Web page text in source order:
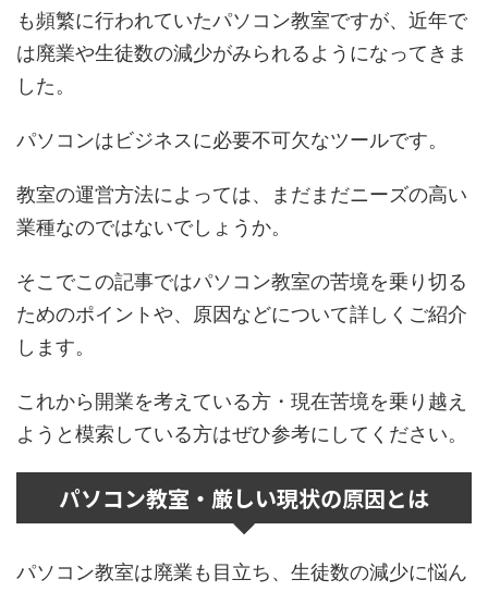
も頻繁に行われていたパソコン教室ですが、近年で
は廃業や生徒数の減少がみられるようになってきま
した。
パソコンはビジネスに必要不可欠なツールです。
教室の運営方法によっては、まだまだニーズの高い
業種なのではないでしょうか。
そこでこの記事ではパソコン教室の苦境を乗り切る
ためのポイントや、原因などについて詳しくご紹介
します。
これから開業を考えている方・現在苦境を乗り越え
ようと模索している方はぜひ参考にしてください。
パソコン教室・厳しい現状の原因とは
パソコン教室は廃業も目立ち、生徒数の減少に悩ん